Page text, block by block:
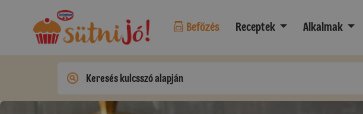
Befőzés Receptek Alkalmak